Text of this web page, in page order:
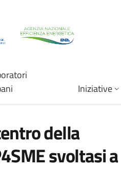
Iniziative
della
svoltasi a